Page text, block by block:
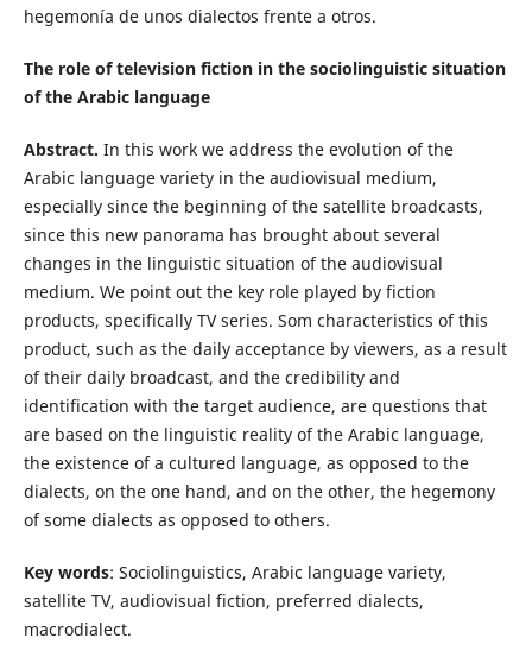
hegemonía de unos dialectos frente a otros.
The role of television fiction in the sociolinguistic situation
of the Arabic language
Abstract. In this work we address the evolution of the
Arabic language variety in the audiovisual medium,
especially since the beginning of the satellite broadcasts,
since this new panorama has brought about several
changes in the linguistic situation of the audiovisual
medium. We point out the key role played by fiction
products, specifically TV series. Som characteristics of this
product, such as the daily acceptance by viewers, as a result
of their daily broadcast, and the credibility and
identification with the target audience, are questions that
are based on the linguistic reality of the Arabic language,
the existence of a cultured language, as opposed to the
dialects, on the one hand, and on the other, the hegemony
of some dialects as opposed to others.
Key words: Sociolinguistics, Arabic language variety,
satellite TV, audiovisual fiction, preferred dialects,
macrodialect.